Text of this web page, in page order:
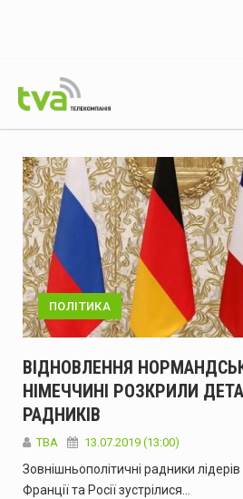
Архів
новин
ПОЛІТИКА
ВІДНОВЛЕННЯ
НІМЕЧЧИНІ РОЗКРИЛИ
РАДНИКІВ
ТВА 13.07.2019 (13:00)
Зовнішньополітичні радники
Франції та Росії зустрілися…